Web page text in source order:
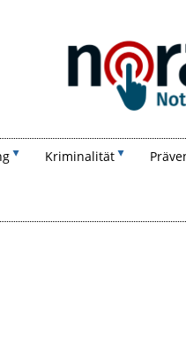
Kriminalität